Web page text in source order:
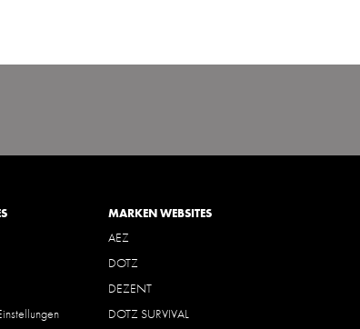
www.instagram.com/
MARKEN WEBSITES
AEZ
DOTZ
DEZENT
DOTZ SURVIVAL